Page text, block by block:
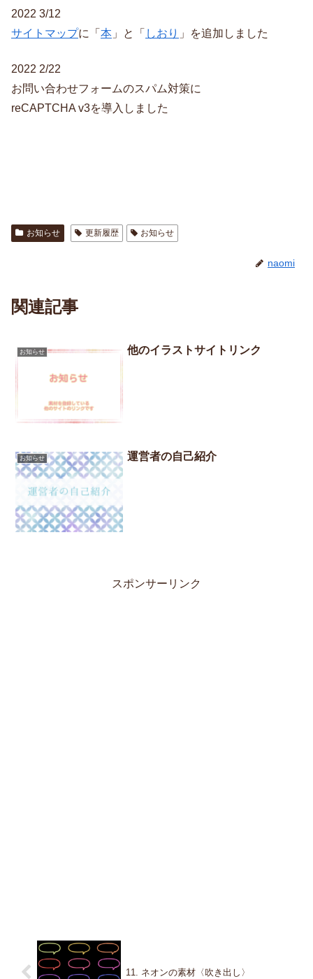
2022 3/12
サイトマップに「 本 」と「 しおり 」を追加しました
2022 2/22
お問い合わせフォームのスパム対策に
reCAPTCHA v3を導入しました
お知らせ 更新履歴 お知らせ
naomi
関連記事
お知らせ 他のイラストサイトリンク
お知らせ 運営者の自己紹介
スポンサーリンク
11. ネオンの素材〈吹き出し〉